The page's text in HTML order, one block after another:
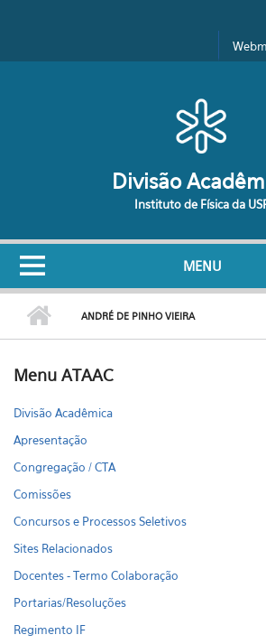
Formulário de
Divisão
Instituto de Física da
MENU
ANDRÉ DE PINHO VIEIRA
Menu ATAAC
Divisão Acadêmica
Apresentação
Congregação / CTA
Comissões
Concursos e Processos Seletivos
Sites Relacionados
Docentes - Termo Colaboração
Portarias/Resoluções
Regimento IF